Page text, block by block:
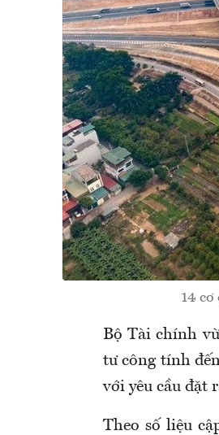
14 cơ
Bộ Tài chính
tư công tính
với yêu cầu đặt
Theo số liệu